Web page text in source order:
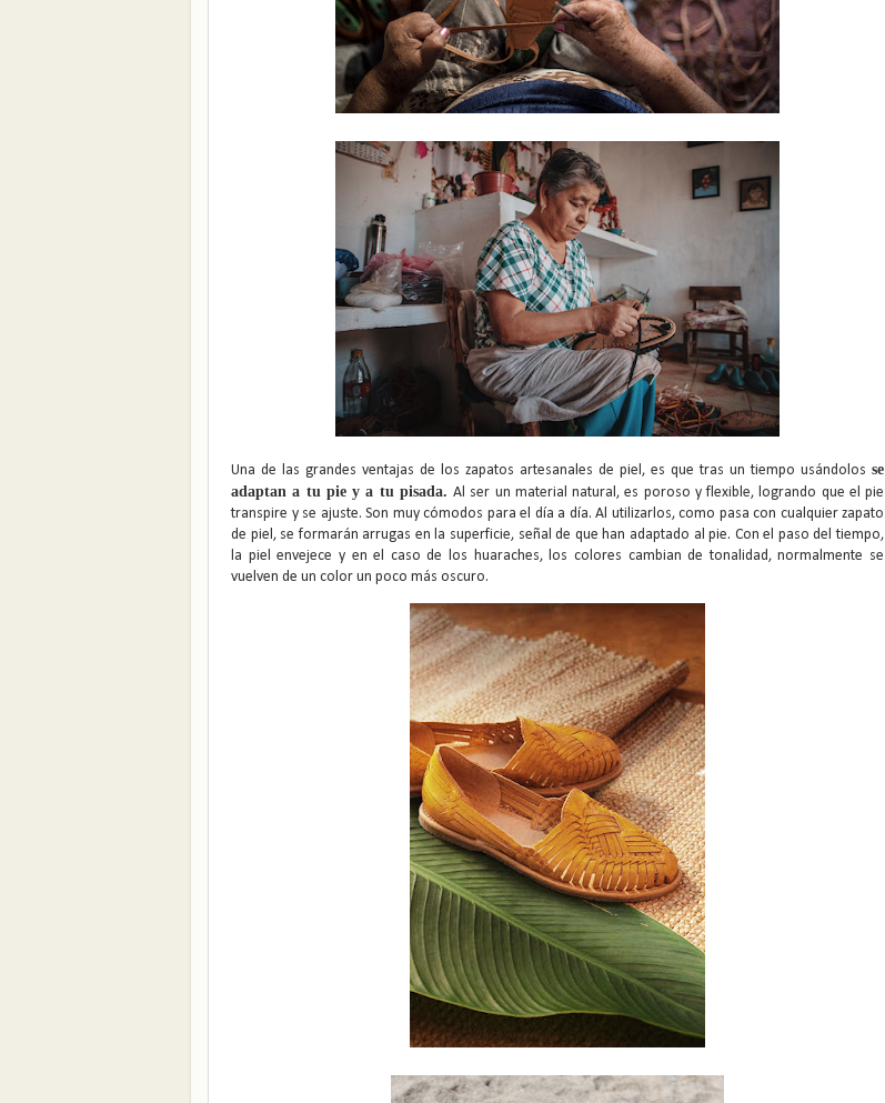
Una de las grandes ventajas de los zapatos artesanales de piel, es que tras un tiempo usándolos se
adaptan a tu pie y a tu pisada. Al ser un material natural, es poroso y flexible, logrando que el pie
transpire y se ajuste. Son muy cómodos para el día a día. Al utilizarlos, como pasa con cualquier zapato
de piel, se formarán arrugas en la superficie, señal de que han adaptado al pie. Con el paso del tiempo,
la piel envejece y en el caso de los huaraches, los colores cambian de tonalidad, normalmente se
vuelven de un color un poco más oscuro.